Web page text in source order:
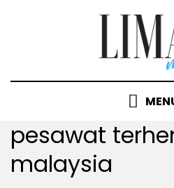
Tag
:
pesawat
malaysia